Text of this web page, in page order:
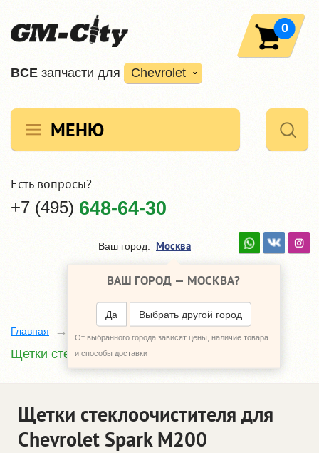
ВCE запчасти для Chevrolet
0
МЕНЮ
Есть вопросы?
+7 (495) 648-64-30
Ваш город: Москва
ВАШ ГОРОД — МОСКВА?
Да Выбрать другой город
От выбранного города зависят цены, наличие товара
и способы доставки
Главная
Щетки стеклоочистителя
Щетки стеклоочистителя для
Chevrolet Spark M200